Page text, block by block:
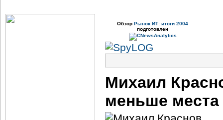
Обзор Рынок ИТ: итоги 2004
подготовлен
Михаил
меньше места